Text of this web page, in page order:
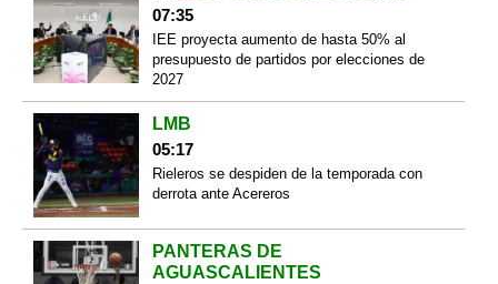
07:35
IEE proyecta aumento de hasta 50% al
presupuesto de partidos por elecciones de
2027
LMB
05:17
Rieleros se despiden de la temporada con
derrota ante Acereros
PANTERAS DE
AGUASCALIENTES